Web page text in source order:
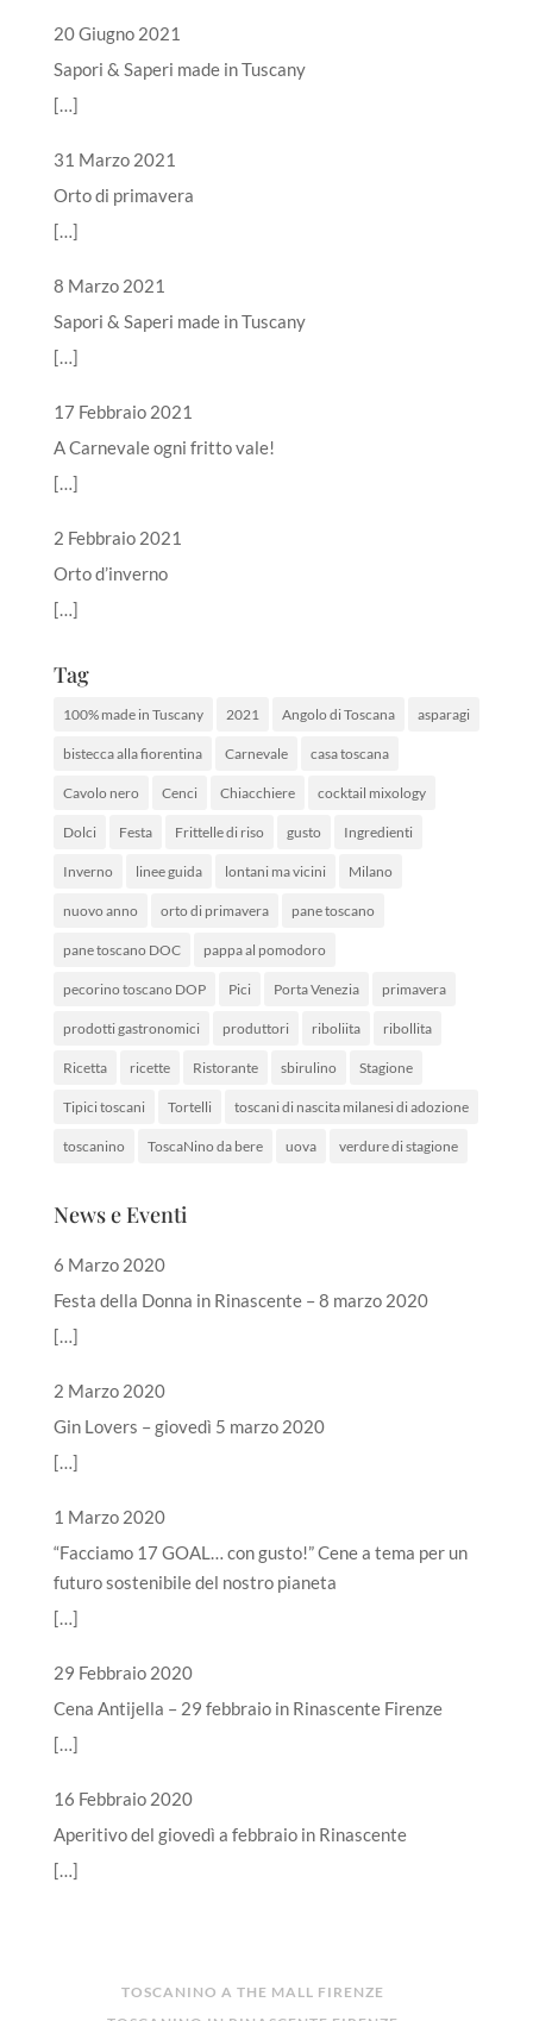
20 Giugno 2021
Sapori & Saperi made in Tuscany
[…]
31 Marzo 2021
Orto di primavera
[…]
8 Marzo 2021
Sapori & Saperi made in Tuscany
[…]
17 Febbraio 2021
A Carnevale ogni fritto vale!
[…]
2 Febbraio 2021
Orto d’inverno
[…]
Tag
100% made in Tuscany 2021 Angolo di Toscana asparagi
bistecca alla fiorentina Carnevale casa toscana
Cavolo nero Cenci Chiacchiere cocktail mixology
Dolci Festa Frittelle di riso gusto Ingredienti
Inverno linee guida lontani ma vicini Milano
nuovo anno orto di primavera pane toscano
pane toscano DOC pappa al pomodoro
pecorino toscano DOP Pici Porta Venezia primavera
prodotti gastronomici produttori riboliita ribollita
Ricetta ricette Ristorante sbirulino Stagione
Tipici toscani Tortelli toscani di nascita milanesi di adozione
toscanino ToscaNino da bere uova verdure di stagione
News e Eventi
6 Marzo 2020
Festa della Donna in Rinascente – 8 marzo 2020
[…]
2 Marzo 2020
Gin Lovers – giovedì 5 marzo 2020
[…]
1 Marzo 2020
“Facciamo 17 GOAL… con gusto!” Cene a tema per un
futuro sostenibile del nostro pianeta
[…]
29 Febbraio 2020
Cena Antijella – 29 febbraio in Rinascente Firenze
[…]
16 Febbraio 2020
Aperitivo del giovedì a febbraio in Rinascente
[…]
TOSCANINO A THE MALL FIRENZE